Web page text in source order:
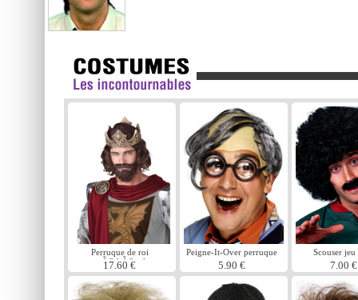
Perruque de roi
mÃ©diÃ©val
17.60 €
Peigne-It-Over perruque
gris
5.90 €
Scouser
7.00 €